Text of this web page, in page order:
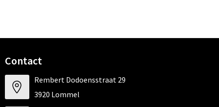
Contact
Rembert Dodoensstraat 29
3920 Lommel